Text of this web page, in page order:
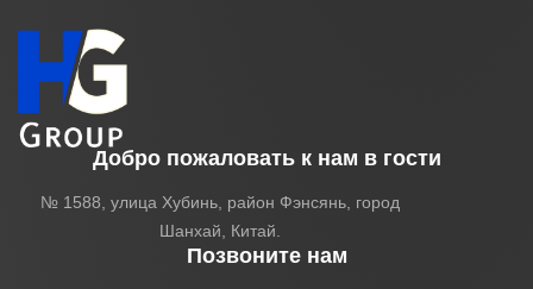
Добро пожаловать к нам в гости
№ 1588, улица Хубинь, район Фэнсянь, город
Шанхай, Китай.
Позвоните нам